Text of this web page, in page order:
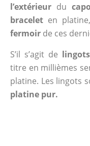
l’extérieur du
bracelet en
fermoir de ces
S’il s’agit de lingots
titre en millièmes
platine. Les lingots
platine pur.